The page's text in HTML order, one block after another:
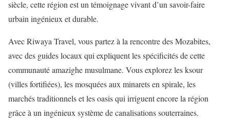
siècle, cette région est un témoignage vivant d’un savoir-faire
urbain ingénieux et durable.
Avec Riwaya Travel, vous partez à la rencontre des Mozabites,
avec des guides locaux qui expliquent les spécificités de cette
communauté amazighe musulmane. Vous explorez les ksour
(villes fortifiées), les mosquées aux minarets en spirale, les
marchés traditionnels et les oasis qui irriguent encore la région
grâce à un ingénieux système de canalisations souterraines.